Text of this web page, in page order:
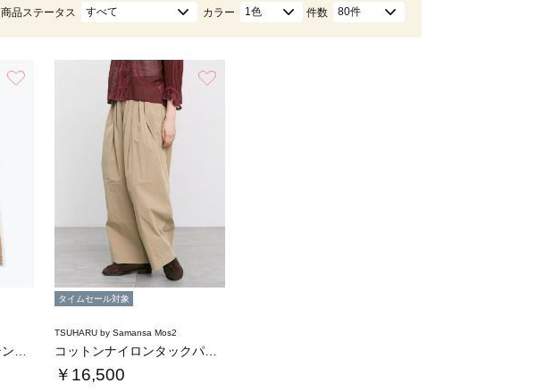
商品ステータス すべて カラー 1色 件数 80件
タイムセール対象
TSUHARU by Samansa Mos2
￥16,500